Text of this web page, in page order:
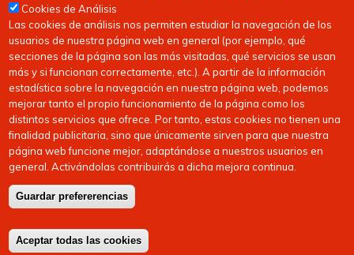
Copyright © 2026FEDERACIóN CáNTABRA DE HOCKEY
Cookies de Análisis
Las cookies de análisis nos permiten estudiar la navegación de los
usuarios de nuestra página web en general (por ejemplo, qué
secciones de la página son las más visitadas, qué servicios se usan
más y si funcionan correctamente, etc.). A partir de la información
estadística sobre la navegación en nuestra página web, podemos
mejorar tanto el propio funcionamiento de la página como los
distintos servicios que ofrece. Por tanto, estas cookies no tienen una
finalidad publicitaria, sino que únicamente sirven para que nuestra
página web funcione mejor, adaptándose a nuestros usuarios en
general. Activándolas contribuirás a dicha mejora continua.
Guardar prefererencias
Aceptar todas las cookies